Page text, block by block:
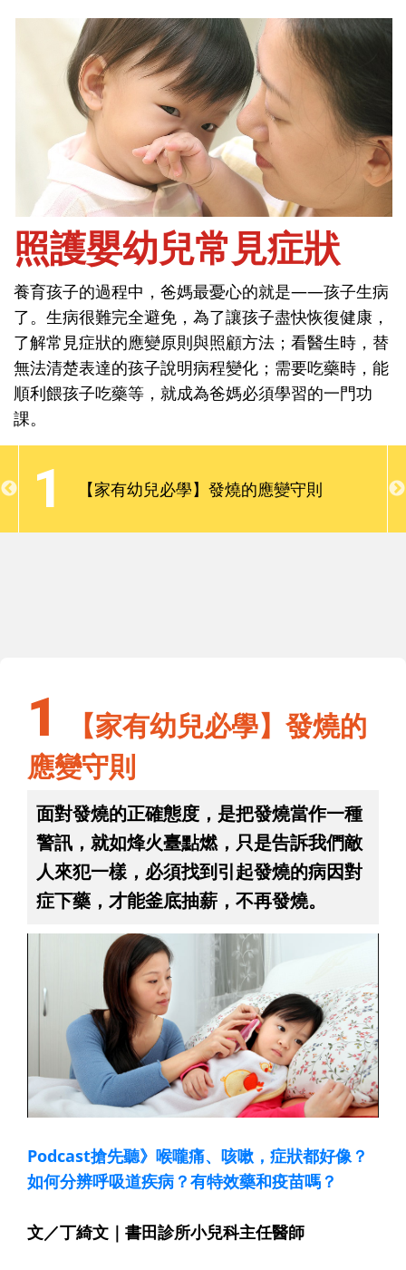
問健康-保健與疾病
照護嬰幼兒常見症狀
養育孩子的過程中，爸媽最憂心的就是——孩子生病
了。生病很難完全避免，為了讓孩子盡快恢復健康，
了解常見症狀的應變原則與照顧方法；看醫生時，替
無法清楚表達的孩子說明病程變化；需要吃藥時，能
順利餵孩子吃藥等，就成為爸媽必須學習的一門功
課。
1 【家有幼兒必學】發燒的應變守則
照護嬰幼兒常見症狀
養育孩子的過程中，爸媽最憂心的就是——孩子生病
了。生病很難完全避免，為了讓孩子盡快恢復健康，
了解常見症狀的應變原則與照顧方法；看醫生時，替
課。
1
【家有幼兒必學】發燒的
應變守則
面對發燒的正確態度，是把發燒當作一種
警訊，就如烽火臺點燃，只是告訴我們敵
人來犯一樣，必須找到引起發燒的病因對
症下藥，才能釜底抽薪，不再發燒。
Podcast搶先聽》喉嚨痛、咳嗽，症狀都好像？
如何分辨呼吸道疾病？有特效藥和疫苗嗎？
文／丁綺文｜書田診所小兒科主任醫師